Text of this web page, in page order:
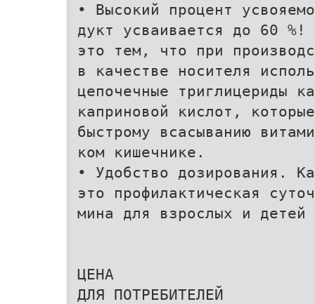
• Высокий процент
дукт усваивается до 60 %!
это тем, что при
в качестве носителя
цепочечные триглицериды
каприновой кислот,
быстрому всасыванию
ком кишечнике.
• Удобство дозирования.
это профилактическая
мина для взрослых и
ЦЕНА
ДЛЯ ПОТРЕБИТЕЛЕЙ